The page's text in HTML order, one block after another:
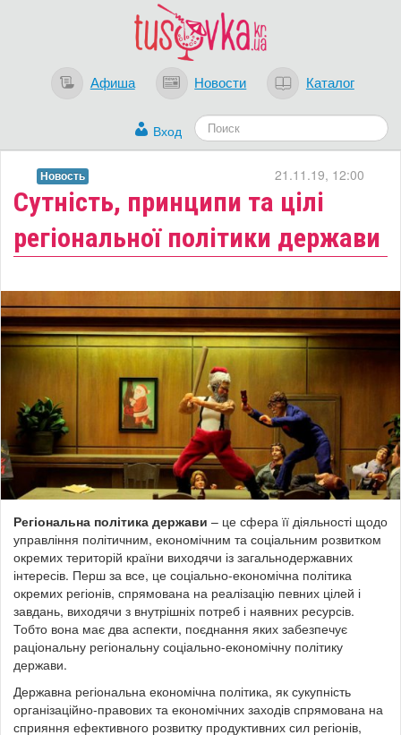
Афиша Новости Каталог
Вход
Сутність, принципи та цілі
регіональної політики держави
21.11.19, 12:00
Новость
Регіональна політика держави – це сфера її діяльності щодо
управління політичним, економічним та соціальним розвитком
окремих територій країни виходячи із загальнодержавних
інтересів. Перш за все, це соціально-економічна політика
окремих регіонів, спрямована на реалізацію певних цілей і
завдань, виходячи з внутрішніх потреб і наявних ресурсів.
Тобто вона має два аспекти, поєднання яких забезпечує
раціональну регіональну соціально-економічну політику
держави.
Державна регіональна економічна політика, як сукупність
організаційно-правових та економічних заходів спрямована на
сприяння ефективного розвитку продуктивних сил регіонів,